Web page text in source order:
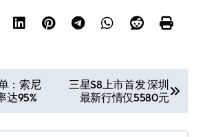
：索尼
达95%
三星S8上市首发 深圳
最新行情仅5580元